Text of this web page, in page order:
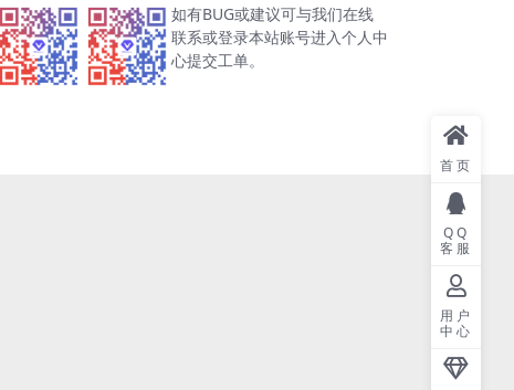
如有BUG或建议可与我们在线
联系或登录本站账号进入个人中
心提交工单。
首页
QQ
客服
用户
中心